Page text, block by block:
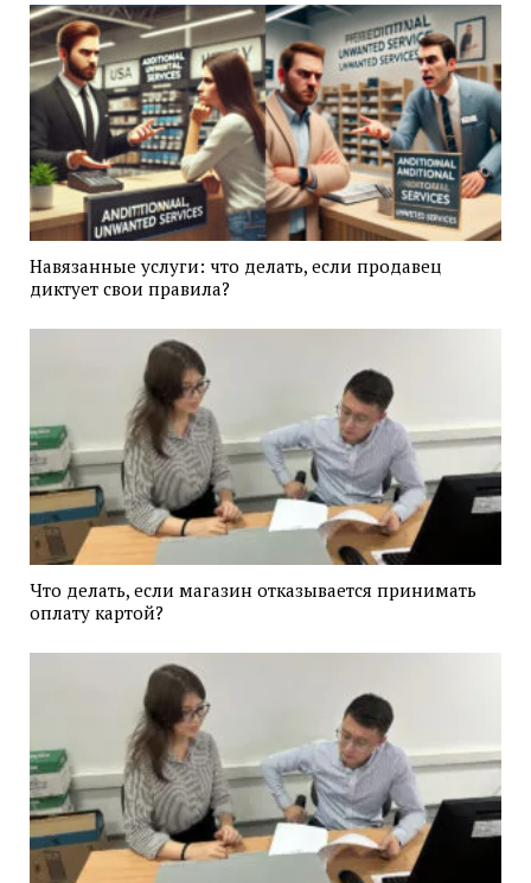
Навязанные услуги: что делать, если продавец
диктует свои правила?
Что делать, если магазин отказывается принимать
оплату картой?